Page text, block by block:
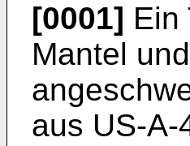
[0001] Ein
Mantel
aus US-